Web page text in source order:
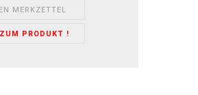
MERKZETTEL
ZUM PRODUKT !